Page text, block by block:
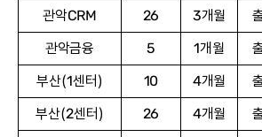
관악CRM
26 3개월
관악금융
5 1개월
부산(1센터)
10 4개월
부산(2센터)
26 4개월